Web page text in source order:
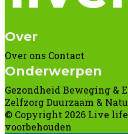
Over
Over ons Contact
Onderwerpen
Gezondheid Beweging &
ZelfzorgDuurzaam &
© Copyright 2026 Live
voorbehouden